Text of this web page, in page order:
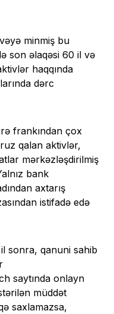
minmiş bu
son əlaqəsi 60 il və
haqqında
dərc
frankından çox
qalan aktivlər,
mərkəzləşdirilmiş
bank
axtarış
istifadə edə
sonra, qanuni sahib
saytında onlayn
müddət
saxlamazsa,